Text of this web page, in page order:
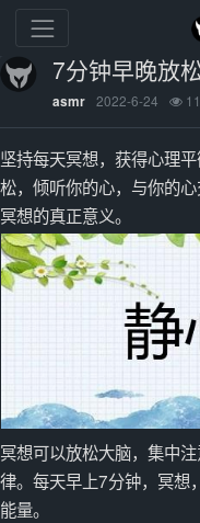
7分钟早晚放
asmr 2022-6-24
坚持每天冥想，获得心理
松，倾听你的心，与你的
冥想的真正意义。
冥想可以放松大脑，集中
律。每天早上7分钟，冥想
能量。